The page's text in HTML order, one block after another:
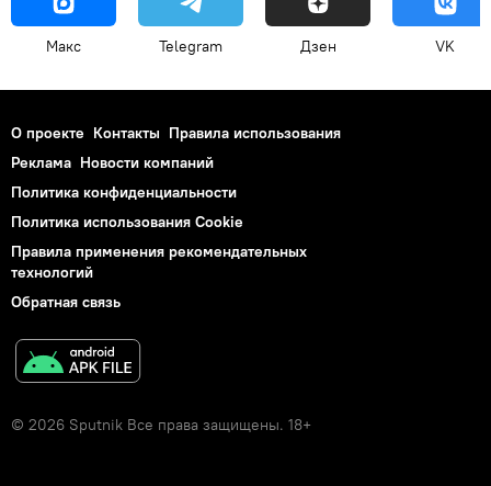
Макс Telegram Дзен VK
О проекте Контакты Правила использования
Реклама Новости компаний
Политика конфиденциальности
Политика использования Cookie
Правила применения рекомендательных
технологий
Обратная связь
© 2026 Sputnik Все права защищены. 18+